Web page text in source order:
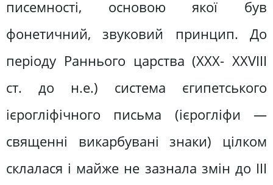
писемності, основою якої був
фонетичний, звуковий принцип. До
періоду Раннього царства (XXX- XXVIII
ст. до н.е.) система єгипетського
ієрогліфічного письма (ієрогліфи —
священні викарбувані знаки) цілком
склалася і майже не зазнала змін до III